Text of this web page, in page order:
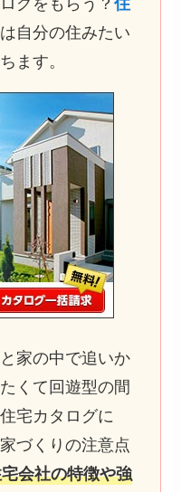
自分の住みたい
ます。
家の中で追いか
くて回遊型の間
宅カタログに
づくりの注意点
会社の特徴や強